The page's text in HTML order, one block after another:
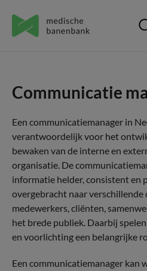
Communicatie
Een communicatiemanager in
verantwoordelijk voor het
bewaken van de interne en
organisatie. De
informatie helder, consistent en
overgebracht naar verschillende
medewerkers, cliënten,
het brede publiek. Daarbij
en voorlichting een belangrijke
Een communicatiemanager kan